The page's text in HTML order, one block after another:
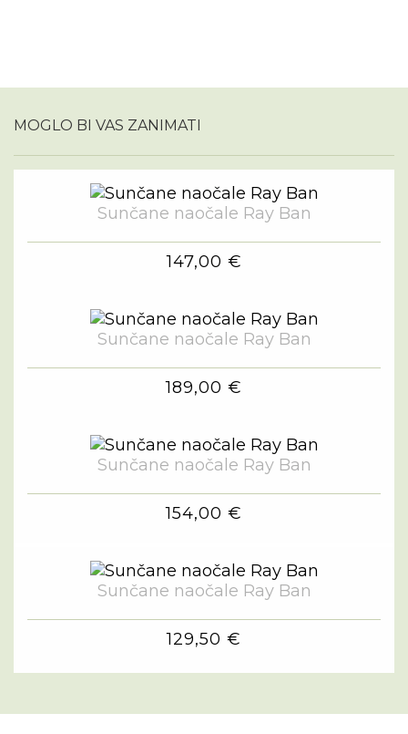
MOGLO BI VAS ZANIMATI
Sunčane naočale Ray Ban
147,00 €
Sunčane naočale Ray Ban
189,00 €
Sunčane naočale Ray Ban
154,00 €
Sunčane naočale Ray Ban
129,50 €